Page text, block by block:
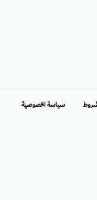
سياسة الخصوصية